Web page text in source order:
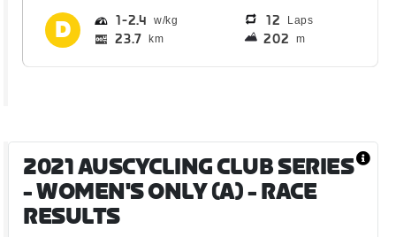
1 2.4 12 Laps
23.7 km 202 m
2021 AUSCYCLING CLUB SERIES
- WOMEN'S ONLY (A)- RACE
RESULTS